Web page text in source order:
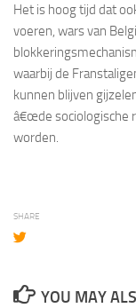
Het is hoog tijd dat
voeren, wars van
waarbij de
kunnen blijven
â€œde sociologische
worden.
SHARE
YOU MAY